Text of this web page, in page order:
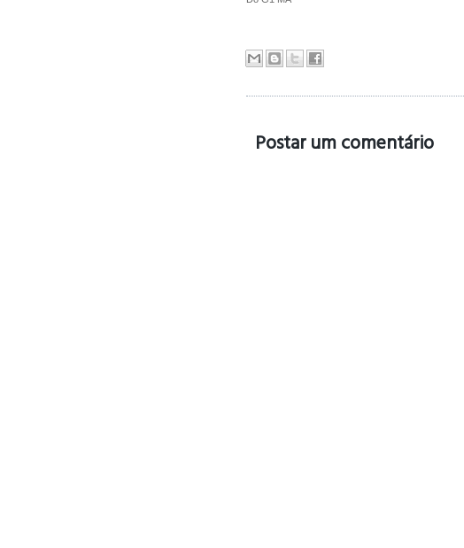
Postar um comentário